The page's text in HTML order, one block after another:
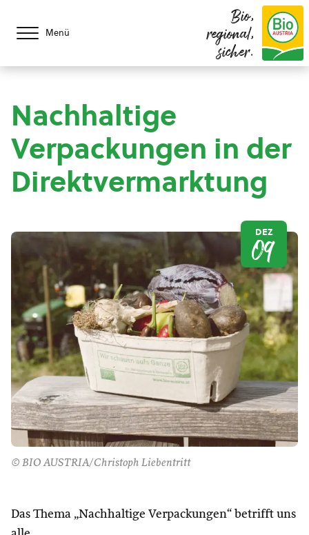
Menü
Bio,
regional,
sicher.
Nachhaltige
Verpackungen in der
Direktvermarktung
© BIO AUSTRIA/Christoph Liebentritt
DEZ
09
Das Thema „Nachhaltige Verpackungen“ betrifft uns